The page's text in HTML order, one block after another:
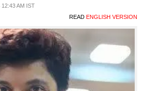
12:43 AM IST
READ ENGLISH VERSION